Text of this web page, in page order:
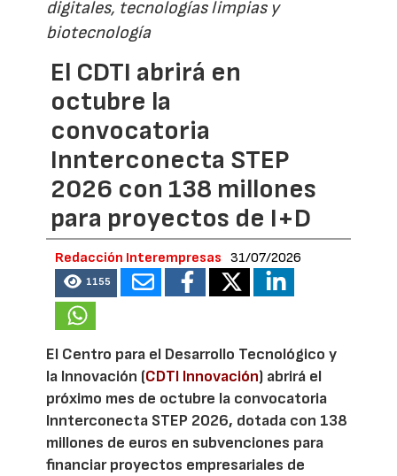
digitales, tecnologías limpias y
biotecnología
El CDTI abrirá en
octubre la
convocatoria
Innterconecta STEP
2026 con 138 millones
para proyectos de I+D
Redacción Interempresas 31/07/2026
1155
El Centro para el Desarrollo Tecnológico y
la Innovación (CDTI Innovación) abrirá el
próximo mes de octubre la convocatoria
Innterconecta STEP 2026, dotada con 138
millones de euros en subvenciones para
financiar proyectos empresariales de